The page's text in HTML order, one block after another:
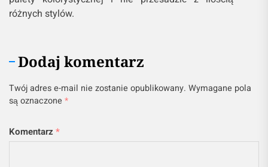
różnych stylów.
Dodaj komentarz
Twój adres e-mail nie zostanie opublikowany. Wymagane pola
są oznaczone *
Komentarz *